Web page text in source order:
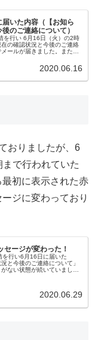
いた内容（【お知ら
のご連絡について）
を行い 6月16日（火）の2時
の確認状況と今後のご連絡
ールが届きました。また申
2020.06.16
おりましたが、6
で行われていた
初に表示された赤
ジに変わっており
ージが変わった！
行い6月16日に届いた
と今後のご連絡について」
ない状態が続いていました
2020.06.29